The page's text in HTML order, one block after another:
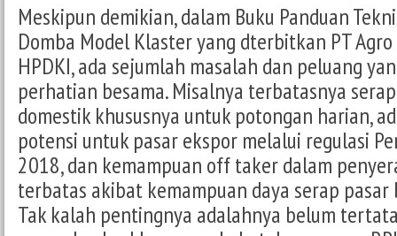
Meskipun demikian, dalam Buku Panduan
Domba Model Klaster yang dterbitkan PT
HPDKI, ada sejumlah masalah dan peluang
perhatian besama. Misalnya terbatasnya
domestik khususnya untuk potongan harian,
potensi untuk pasar ekspor melalui regulasi
2018, dan kemampuan off taker dalam
terbatas akibat kemampuan daya serap
Tak kalah pentingnya adalahnya belum